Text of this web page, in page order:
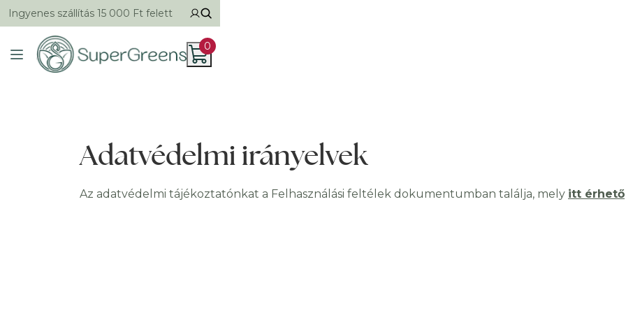
Ingyenes szállítás 15 000 Ft felett
0
Adatvédelmi irányelvek
Az adatvédelmi tájékoztatónkat a Felhasználási feltélek dokumentumban találja, mely itt érhető